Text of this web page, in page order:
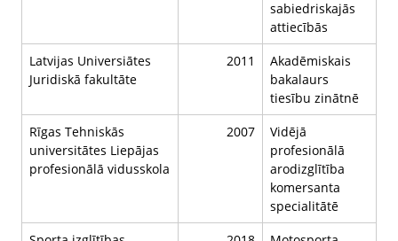
sabiedriskajās
attiecībās
Latvijas Universiātes
Juridiskā fakultāte
2011
Akadēmiskais
bakalaurs
tiesību zinātnē
Rīgas Tehniskās
universitātes Liepājas
profesionālā vidusskola
2007
Vidējā
profesionālā
arodizglītība
komersanta
specialitātē